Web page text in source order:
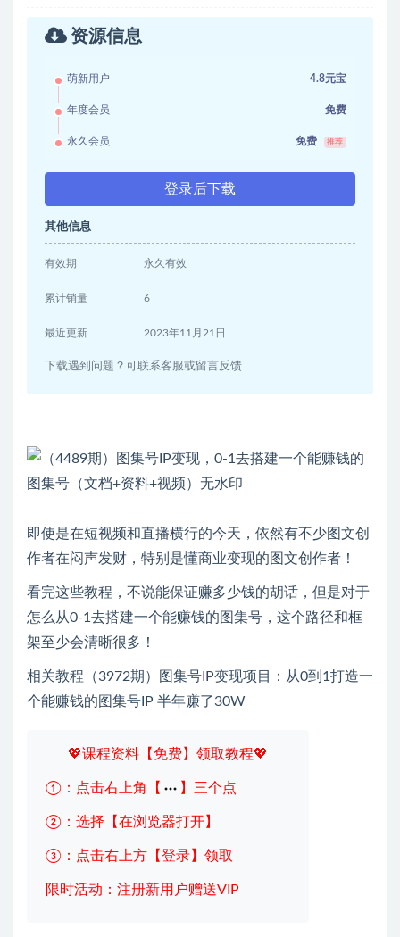
资源信息
萌新用户 4.8元宝
年度会员 免费
永久会员 免费 推荐
登录后下载
其他信息
有效期 永久有效
累计销量 6
最近更新 2023年11月21日
下载遇到问题？可联系客服或留言反馈
即使是在短视频和直播横行的今天，依然有不少图文创
作者在闷声发财，特别是懂商业变现的图文创作者！
看完这些教程，不说能保证赚多少钱的胡话，但是对于
怎么从0-1去搭建一个能赚钱的图集号，这个路径和框
架至少会清晰很多！
相关教程（3972期）图集号IP变现项目：从0到1打造一
个能赚钱的图集号IP 半年赚了30W
💖课程资料【免费】领取教程💖
①：点击右上角【 】三个点
②：选择【在浏览器打开】
③：点击右上方【登录】领取
限时活动：注册新用户赠送VIP